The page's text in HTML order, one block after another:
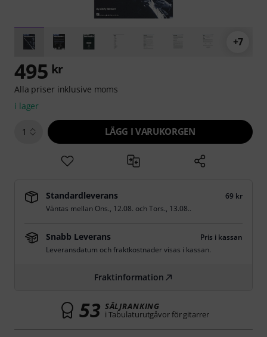
+7
495 kr
Alla priser inklusive moms
i lager
1 LÄGG I VARUKORGEN
Standardleverans
69 kr
Väntas mellan Ons., 12.08. ochTors., 13.08..
Snabb Leverans
Pris i kassan
Leveransdatum och fraktkostnader visas i kassan.
Fraktinformation
53 SÄLJRANKING
i Tabulaturutgåvor för gitarrer